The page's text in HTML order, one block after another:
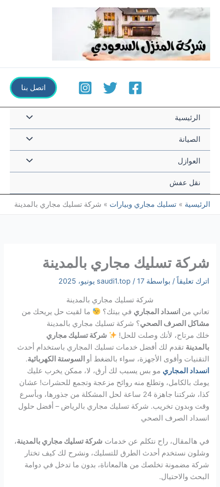
تخطي
إلى
اتصل بنا
الرئيسية القائمة
الصيانة القائمة
العوازل القائمة
نقل عفش
الرئيسية تسليك مجاري وبيارات شركة تسليك مجاري بالمدينة
شركة تسليك مجاري بالمدينة
اترك تعليقاً / بواسطة saudi1.top / 17 يونيو، 2025
شركة تسليك مجاري بالمدينة
تعاني من انسداد المجاري في بيتك؟
ما لقيت حل يريحك من
مشاكل الصرف الصحي؟ شركة تسليك مجاري بالمدينة
خلك مرتاح، لأنك وصلت للحل!
شركة تسليك مجاري
بالمدينة تقدم لك أفضل خدمات تسليك المجاري باستخدام أحدث
التقنيات وأقوى الأجهزة، سواء بالضغط أو السوستة الكهربائية.
انسداد المجاري مو بس يسبب لك أرق، لا، ممكن يخرب عليك
يومك بالكامل، وتطلع منه روائح مزعجة وتجمع للحشرات! عشان
كذا، شركتنا جاهزة 24 ساعة لحل المشكلة من جذورها، وبأسرع
وقت وبدون تخريب. شركة تسليك مجاري بالرياض – أفضل حلول
انسداد الصرف الصحي
في هالمقال، راح نتكلم عن خدمات شركة تسليك مجاري بالمدينة،
وشلون نستخدم أحدث الطرق للتسليك، ونشرح لك كيف تختار
شركة مضمونة تخلصك من هالمعاناة، بدون ما تدخل في دوامة
البحث والاحتيال.